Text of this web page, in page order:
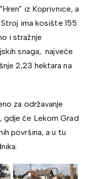
iz Koprivnice, a
ima kosište 155
i stražnje
snaga, najveće
2,23 hektara na
za održavanje
gdje će Lekom Grad
površina, a u tu